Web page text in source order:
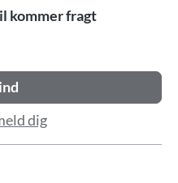
kommer fragt
dig